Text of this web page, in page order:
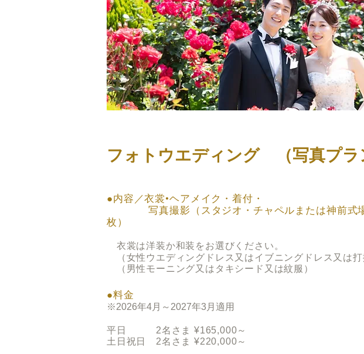
フォトウエディング （写真プラ
●内容／衣裳•ヘアメイク・着付・
写真撮影（スタジオ・チャペルまたは神前式
枚）
衣裳は洋装か和装をお選びください。
（女性ウエディングドレス又はイブニングドレス又は打
（男性モーニング又はタキシード又は紋服）
●料金
※2026年4月～2027年3月適用
平日 2名さま ¥165,000～
土日祝日 2名さま ¥220,000～